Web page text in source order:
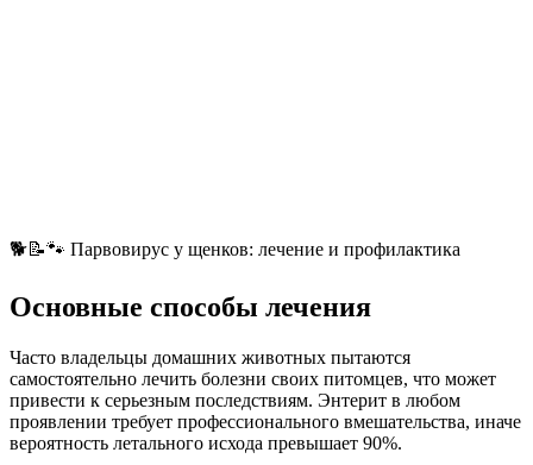
🐕📝🐾 Парвовирус у щенков: лечение и профилактика
Основные способы лечения
Часто владельцы домашних животных пытаются
самостоятельно лечить болезни своих питомцев, что может
привести к серьезным последствиям. Энтерит в любом
проявлении требует профессионального вмешательства, иначе
вероятность летального исхода превышает 90%.